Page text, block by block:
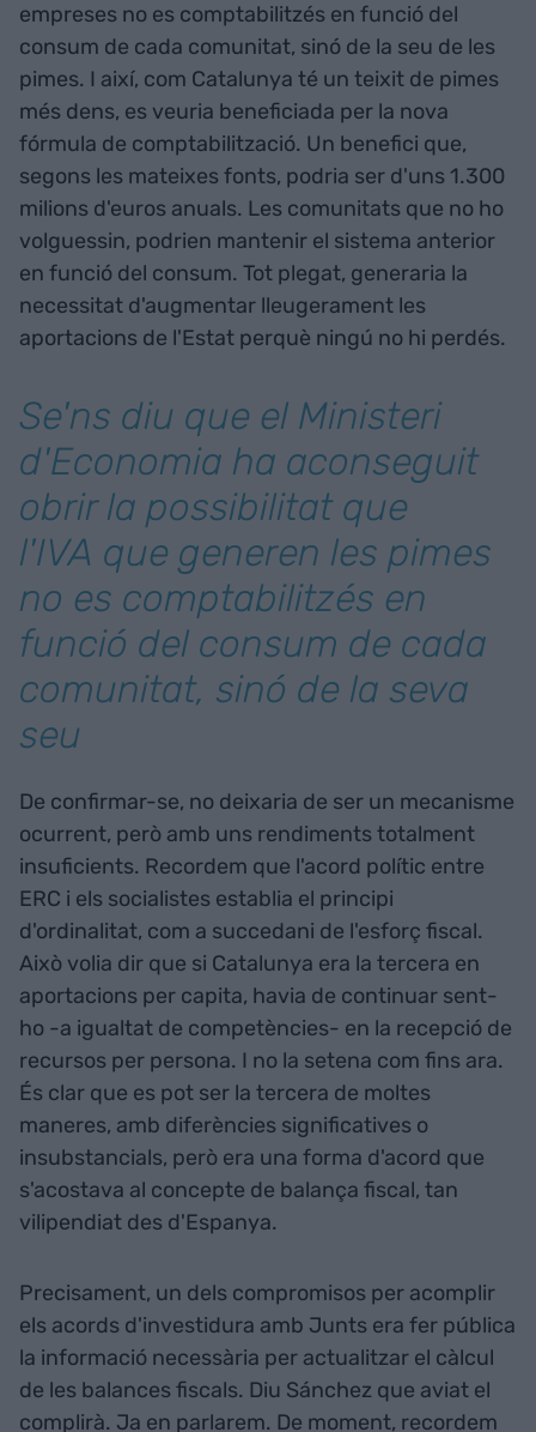
empreses no es comptabilitzés en funció del
consum de cada comunitat, sinó de la seu de les
pimes. I així, com Catalunya té un teixit de pimes
més dens, es veuria beneficiada per la nova
fórmula de comptabilització. Un benefici que,
segons les mateixes fonts, podria ser d'uns 1.300
milions d'euros anuals. Les comunitats que no ho
volguessin, podrien mantenir el sistema anterior
en funció del consum. Tot plegat, generaria la
necessitat d'augmentar lleugerament les
aportacions de l'Estat perquè ningú no hi perdés.
Se'ns diu que el Ministeri
d'Economia ha aconseguit
obrir la possibilitat que
l'IVA que generen les pimes
no es comptabilitzés en
funció del consum de cada
comunitat, sinó de la seva
seu
De confirmar-se, no deixaria de ser un mecanisme
ocurrent, però amb uns rendiments totalment
insuficients. Recordem que l'acord polític entre
ERC i els socialistes establia el principi
d'ordinalitat, com a succedani de l'esforç fiscal.
Això volia dir que si Catalunya era la tercera en
aportacions per capita, havia de continuar sent-
ho -a igualtat de competències- en la recepció de
recursos per persona. I no la setena com fins ara.
És clar que es pot ser la tercera de moltes
maneres, amb diferències significatives o
insubstancials, però era una forma d'acord que
s'acostava al concepte de balança fiscal, tan
vilipendiat des d'Espanya.
Precisament, un dels compromisos per acomplir
els acords d'investidura amb Junts era fer pública
la informació necessària per actualitzar el càlcul
de les balances fiscals. Diu Sánchez que aviat el
complirà. Ja en parlarem. De moment, recordem